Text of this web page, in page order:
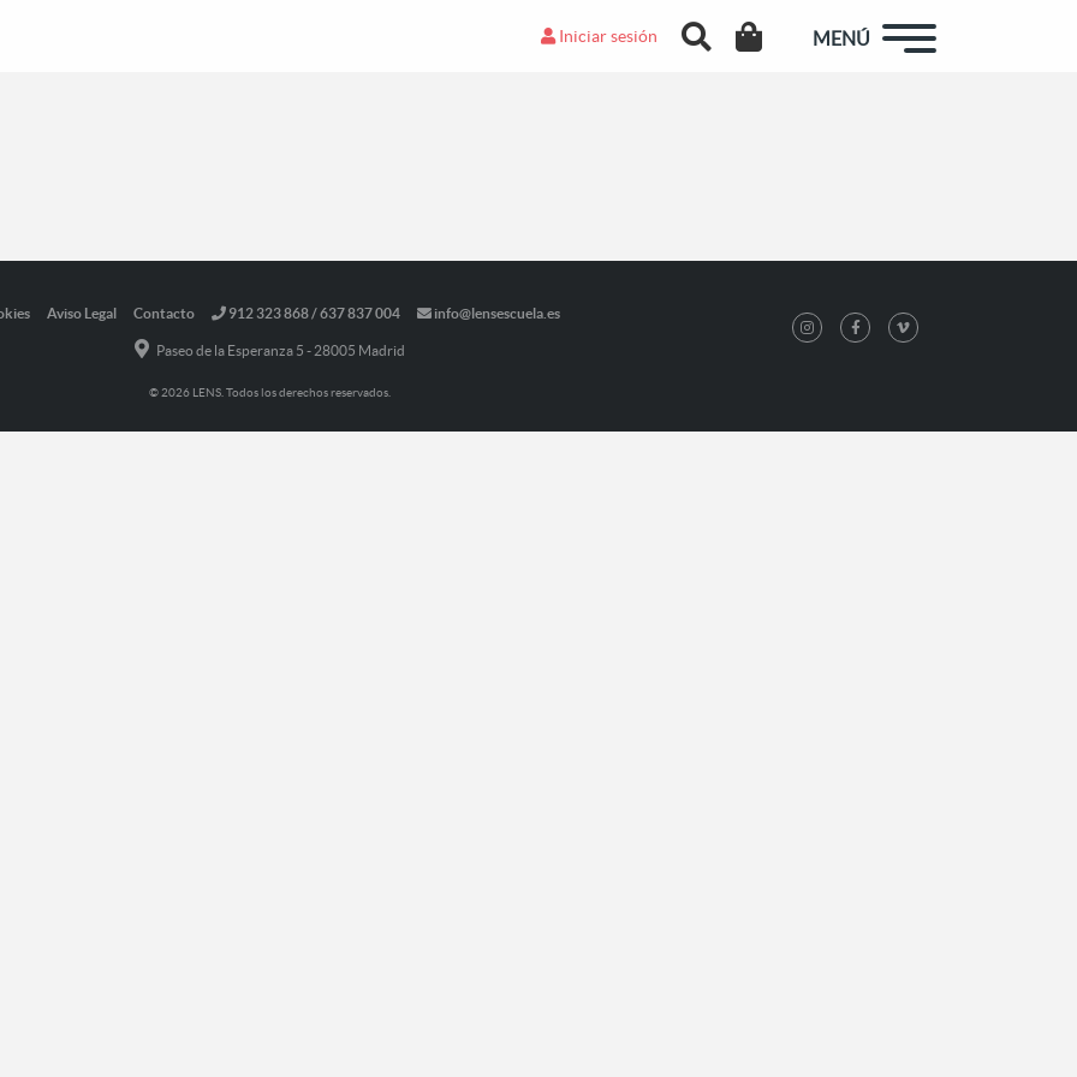
Iniciar sesión MENÚ
Aviso Legal Contacto 912 323 868 / 637 837 004 info@lensescuela.es
Paseo de la Esperanza 5 - 28005 Madrid
© 2026 LENS. Todos los derechos reservados.